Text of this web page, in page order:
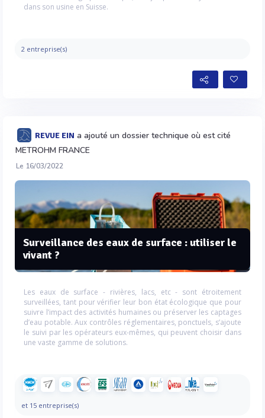
dans son usine en Suisse.
2 entreprise(s)
REVUE EIN a ajouté un dossier technique où est cité
METROHM FRANCE
Le 16/03/2022
Surveillance des eaux de surface : utiliser le
vivant ?
Les eaux de surface - rivières, lacs, etc - sont étroitement
surveillées, tant pour vérifier leur bon état écologique que pour
suivre l’impact des activités humaines ou préserver les captages
d’eau potable. Aux contrôles réglementaires, ponctuels, s’ajoute
le suivi par les opérateurs eux-mêmes, qui peuvent choisir dans
une vaste gamme de solutions.
et 15 entreprise(s)